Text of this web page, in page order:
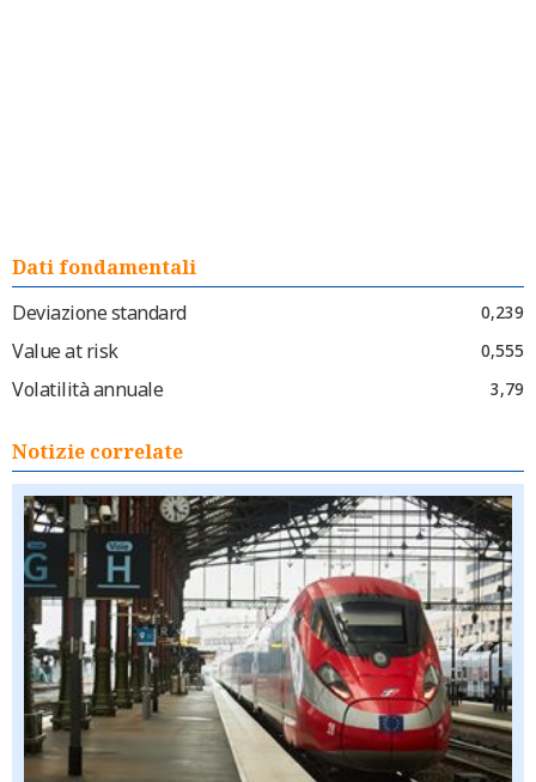
Dati fondamentali
Deviazione standard
0,239
Value at risk 0,555
Volatilità annuale 3,79
Notizie correlate